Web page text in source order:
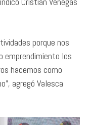
porque nos
emprendimiento los
hacemos como
agregó Valesca